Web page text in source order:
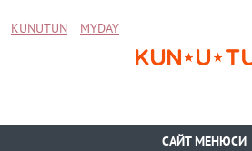
KUNUTUN MYDAY
CАЙТ МЕНЮСИ